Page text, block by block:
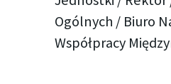
Ogólnych / Biuro
Współpracy